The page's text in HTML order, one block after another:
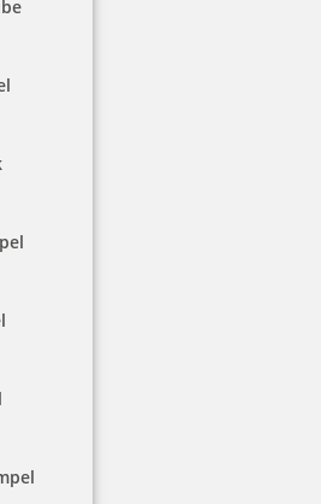
mit drei Motiven, Durchm. 6 cm